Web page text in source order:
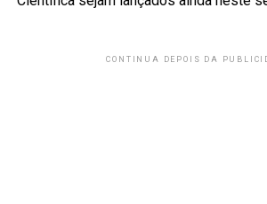
CONTINUA DEPOIS DA